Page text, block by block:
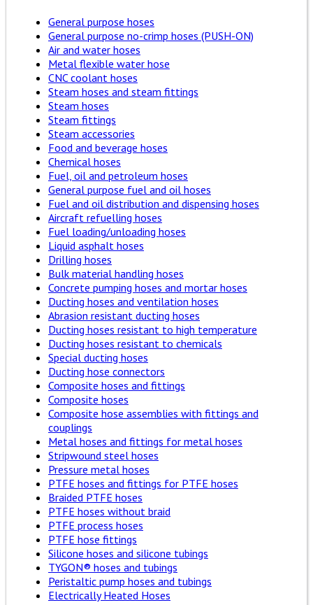
General purpose hoses
General purpose no-crimp hoses (PUSH-ON)
Air and water hoses
Metal flexible water hose
CNC coolant hoses
Steam hoses and steam fittings
Steam hoses
Steam fittings
Steam accessories
Food and beverage hoses
Chemical hoses
Fuel, oil and petroleum hoses
General purpose fuel and oil hoses
Fuel and oil distribution and dispensing hoses
Aircraft refuelling hoses
Fuel loading/unloading hoses
Liquid asphalt hoses
Drilling hoses
Bulk material handling hoses
Concrete pumping hoses and mortar hoses
Ducting hoses and ventilation hoses
Abrasion resistant ducting hoses
Ducting hoses resistant to high temperature
Ducting hoses resistant to chemicals
Special ducting hoses
Ducting hose connectors
Composite hoses and fittings
Composite hoses
Composite hose assemblies with fittings and
couplings
Metal hoses and fittings for metal hoses
Stripwound steel hoses
Pressure metal hoses
PTFE hoses and fittings for PTFE hoses
Braided PTFE hoses
PTFE hoses without braid
PTFE process hoses
PTFE hose fittings
Silicone hoses and silicone tubings
TYGON® hoses and tubings
Peristaltic pump hoses and tubings
Electrically Heated Hoses